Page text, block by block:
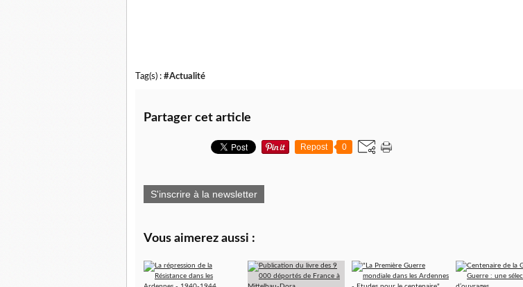
Tag(s) : #Actualité
Partager cet article
Repost 0
S'inscrire à la newsletter
Vous aimerez aussi :